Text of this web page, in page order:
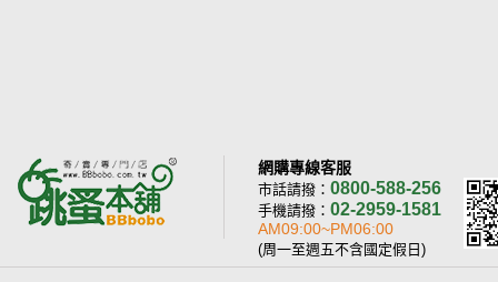
網購專線客服
市話請撥： 0800-588-256
手機請撥： 02-2959-1581
AM09:00~PM06:00
(周一至週五不含國定假日)